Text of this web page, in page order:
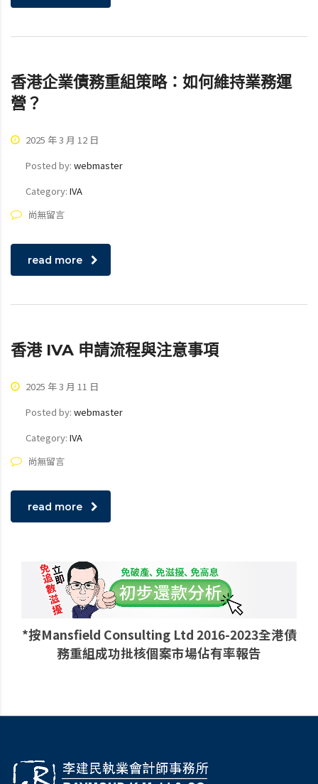
香港企業債務重組策略：如何維持業務運
營？
2025 年 3 月 12 日
Posted by: webmaster
Category: IVA
尚無留言
read more
香港 IVA 申請流程與注意事項
2025 年 3 月 11 日
Posted by: webmaster
Category: IVA
尚無留言
read more
*按Mansfield Consulting Ltd 2016-2023全港債
務重組成功批核個案市場佔有率報告